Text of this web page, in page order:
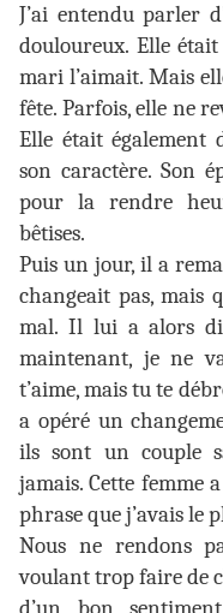
J’ai entendu parler
douloureux. Elle
mari l’aimait. Mais
fête. Parfois, elle ne
Elle était également
son caractère. Son
pour la rendre
bêtises.
Puis un jour, il a
changeait pas, mais
mal. Il lui a alors
maintenant, je ne
t’aime, mais tu te
a opéré un
ils sont un couple
jamais. Cette femme
phrase que j’avais le
Nous ne rendons
voulant trop faire de